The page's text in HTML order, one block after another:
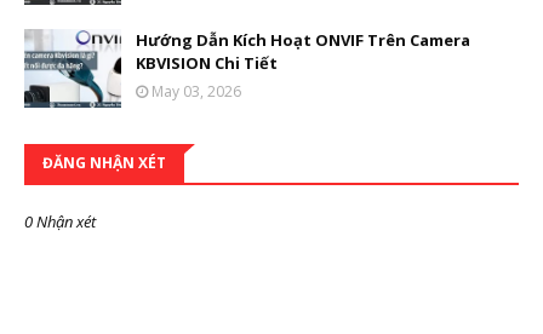
Hướng Dẫn Kích Hoạt ONVIF Trên Camera
KBVISION Chi Tiết
May 03, 2026
ĐĂNG NHẬN XÉT
0 Nhận xét